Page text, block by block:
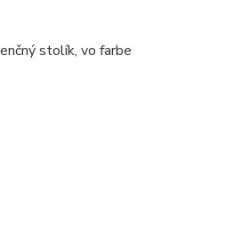
stolík, vo farbe